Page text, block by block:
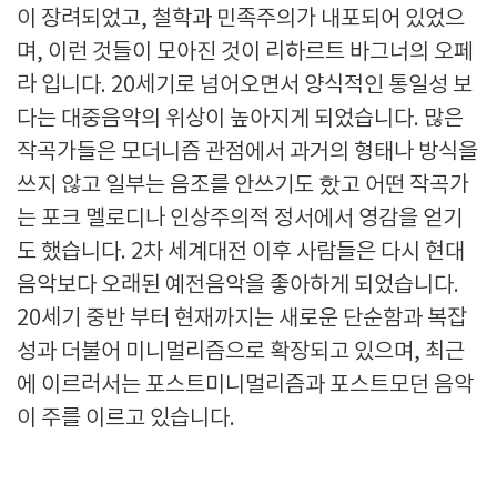
이 장려되었고, 철학과 민족주의가 내포되어 있었으
며, 이런 것들이 모아진 것이 리하르트 바그너의 오페
라 입니다. 20세기로 넘어오면서 양식적인 통일성 보
다는 대중음악의 위상이 높아지게 되었습니다. 많은
작곡가들은 모더니즘 관점에서 과거의 형태나 방식을
쓰지 않고 일부는 음조를 안쓰기도 핬고 어떤 작곡가
는 포크 멜로디나 인상주의적 정서에서 영감을 얻기
도 했습니다. 2차 세계대전 이후 사람들은 다시 현대
음악보다 오래된 예전음악을 좋아하게 되었습니다.
20세기 중반 부터 현재까지는 새로운 단순함과 복잡
성과 더불어 미니멀리즘으로 확장되고 있으며, 최근
에 이르러서는 포스트미니멀리즘과 포스트모던 음악
이 주를 이르고 있습니다.